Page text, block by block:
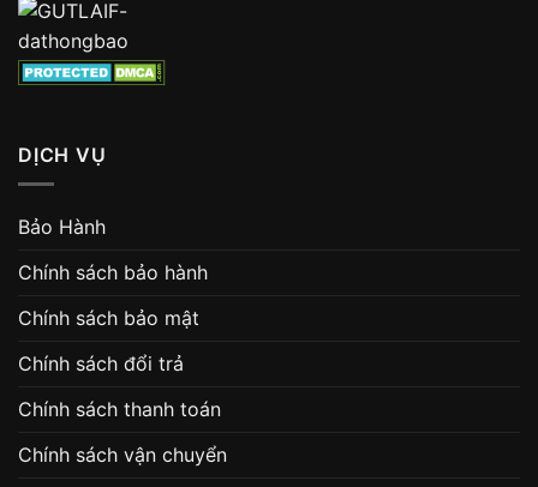
DỊCH VỤ
Bảo Hành
Chính sách bảo hành
Chính sách bảo mật
Chính sách đổi trả
Chính sách thanh toán
Chính sách vận chuyển